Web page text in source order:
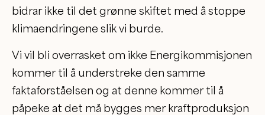
bidrar ikke til det grønne skiftet med å stoppe
klimaendringene slik vi burde.
Vi vil bli overrasket om ikke Energikommisjonen
kommer til å understreke den samme
faktaforståelsen og at denne kommer til å
påpeke at det må bygges mer kraftproduksjon